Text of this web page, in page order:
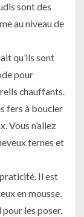
sont des
au niveau de
qu’ils sont
pour
chauffants.
fers à boucler
Vous n’allez
ternes et
Il est
en mousse.
pour les poser.